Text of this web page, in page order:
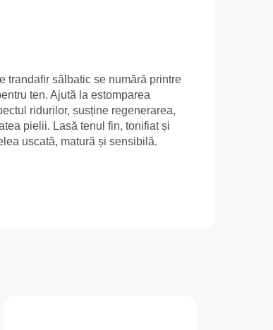
trandafir sălbatic se numără printre
ten. Ajută la estomparea
ridurilor, susține regenerarea,
pielii. Lasă tenul fin, tonifiat și
uscată, matură și sensibilă.